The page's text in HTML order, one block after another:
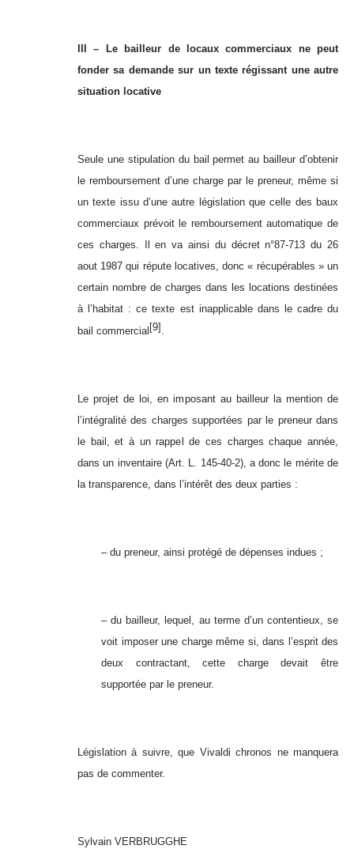
III – Le bailleur de locaux commerciaux ne peut
fonder sa demande sur un texte régissant une autre
situation locative
Seule une stipulation du bail permet au bailleur d’obtenir
le remboursement d’une charge par le preneur, même si
un texte issu d’une autre législation que celle des baux
commerciaux prévoit le remboursement automatique de
ces charges. Il en va ainsi du décret n°87-713 du 26
aout 1987 qui répute locatives, donc « récupérables » un
certain nombre de charges dans les locations destinées
à l’habitat : ce texte est inapplicable dans le cadre du
bail commercial [9].
Le projet de loi, en imposant au bailleur la mention de
l’intégralité des charges supportées par le preneur dans
le bail, et à un rappel de ces charges chaque année,
dans un inventaire (Art. L. 145-40-2), a donc le mérite de
la transparence, dans l’intérêt des deux parties :
– du preneur, ainsi protégé de dépenses indues ;
– du bailleur, lequel, au terme d’un contentieux, se
voit imposer une charge même si, dans l’esprit des
deux contractant, cette charge devait être
supportée par le preneur.
Législation à suivre, que Vivaldi chronos ne manquera
pas de commenter.
Sylvain VERBRUGGHE